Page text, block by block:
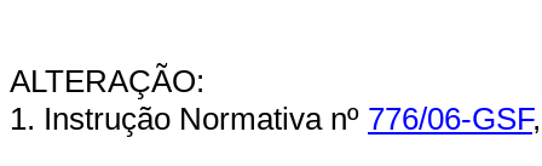
ALTERAÇÃO:
1. Instrução Normativa nº 776/06-GSF